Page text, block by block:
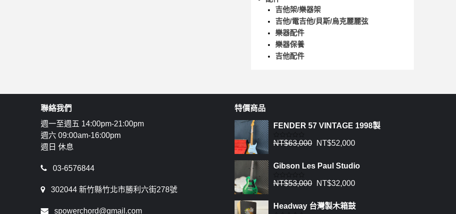
吉他架/樂器架
吉他/電吉他/貝斯/烏克麗麗弦
樂器配件
樂器保養
吉他配件
聯絡我們
週一至週五 14:00pm-21:00pm
週六 09:00am-16:00pm
週日 休息
03-6576844
302044 新竹縣竹北市勝利六街278號
spowerchord@gmail.com
特價商品
FENDER 57 VINTAGE 1998製
評
分
NT$63,000 NT$52,000
Gibson Les Paul Studio
評
分
NT$53,000 NT$32,000
Headway 台灣製木箱鼓